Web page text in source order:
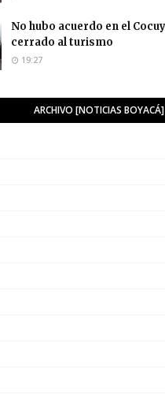
No hubo acuerdo en el
cerrado al turismo
19:27
ARCHIVO [NOTICIAS BOYACÁ]